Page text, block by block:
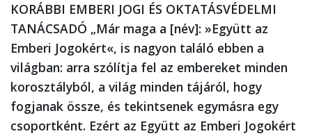
KORÁBBI EMBERI JOGI ÉS OKTATÁSVÉDELMI
TANÁCSADÓ „Már maga a [név]: »Együtt az
Emberi Jogokért«, is nagyon találó ebben a
világban: arra szólítja fel az embereket minden
korosztályból, a világ minden tájáról, hogy
fogjanak össze, és tekintsenek egymásra egy
csoportként. Ezért az Együtt az Emberi Jogokért